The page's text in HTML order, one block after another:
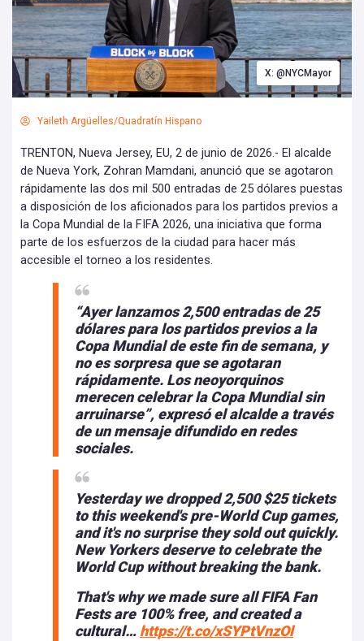
X: @NYCMayor
Yaileth Argüelles/Quadratín Hispano
TRENTON, Nueva Jersey, EU, 2 de junio de 2026.- El alcalde
de Nueva York, Zohran Mamdani, anunció que se agotaron
rápidamente las dos mil 500 entradas de 25 dólares puestas
a disposición de los aficionados para los partidos previos a
la Copa Mundial de la FIFA 2026, una iniciativa que forma
parte de los esfuerzos de la ciudad para hacer más
accesible el torneo a los residentes.
“Ayer lanzamos 2,500 entradas de 25
dólares para los partidos previos a la
Copa Mundial de este fin de semana, y
no es sorpresa que se agotaran
rápidamente. Los neoyorquinos
merecen celebrar la Copa Mundial sin
arruinarse”, expresó el alcalde a través
de un mensaje difundido en redes
sociales.
Yesterday we dropped 2,500 $25 tickets
to this weekend's pre-World Cup games,
and it's no surprise they sold out quickly.
New Yorkers deserve to celebrate the
World Cup without breaking the bank.
That's why we made sure all FIFA Fan
Fests are 100% free, and created a
cultural… https://t.co/xSYPtVnzOl